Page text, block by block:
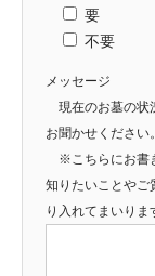
要
不要
メッセージ
現在のお墓の状
お聞かせください。
※こちらにお書
知りたいことやご
り入れてまいり